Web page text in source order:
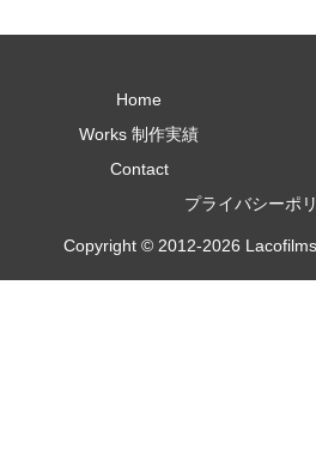
Home
Works 制作実績
Contact
プライバシーポ
Copyright © 2012-2026